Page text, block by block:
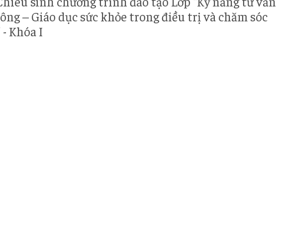
– Giáo dục sức khỏe trong điều trị và chăm sóc
Khóa I